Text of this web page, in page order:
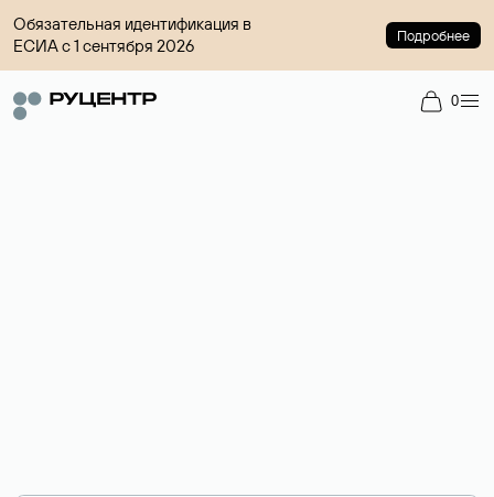
Обязательная идентификация в
ЕСИА с 1 сентября 2026
Подробнее
0